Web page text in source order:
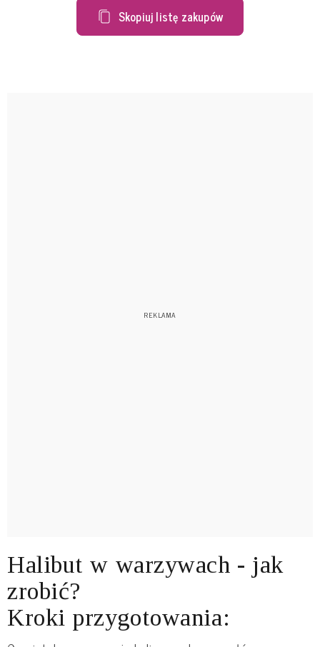
Skopiuj listę zakupów
Halibut w warzywach - jak
zrobić?
Kroki przygotowania: